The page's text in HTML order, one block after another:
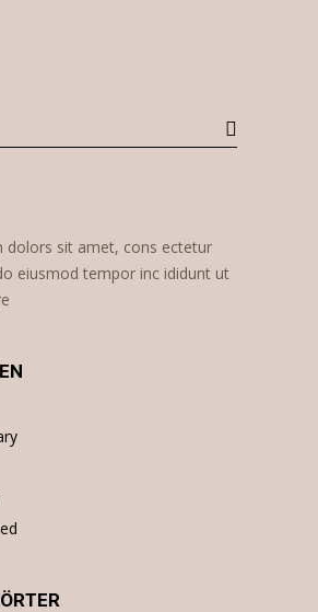
dolors sit amet, cons ectetur
eiusmod tempor inc ididunt ut